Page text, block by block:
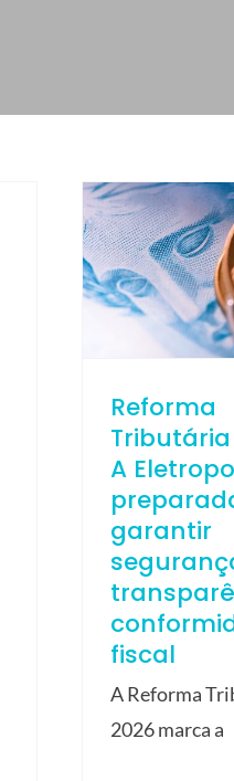
Reforma
A
garantir
fiscal
A Reforma
2026 marca a